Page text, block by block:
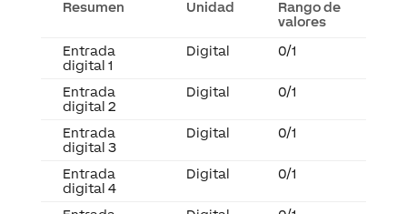
digital 1
0/1
Entrada
digital 2
Entrada
digital 3
Entrada
digital 4
Entrada
digital 5